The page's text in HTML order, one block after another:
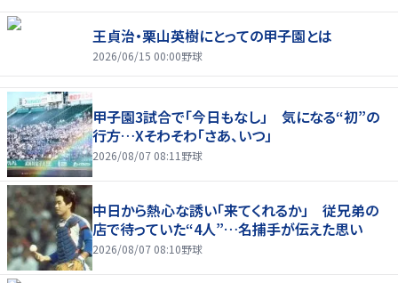
王貞治・栗山英樹にとっての甲子園とは
2026/06/15 00:00野球
甲子園3試合で「今日もなし」 気になる“初”の
行方…Xそわそわ「さあ、いつ」
2026/08/07 08:11 野球
中日から熱心な誘い「来てくれるか」 従兄弟の
店で待っていた“4人”…名捕手が伝えた思い
2026/08/07 08:10野球